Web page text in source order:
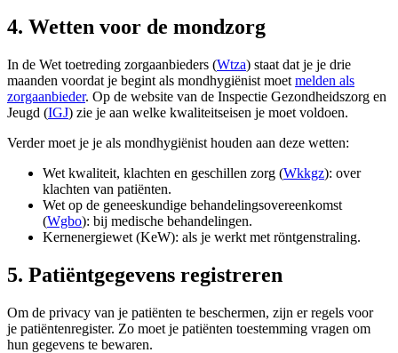
4. Wetten voor de mondzorg
In de Wet toetreding zorgaanbieders (Wtza) staat dat je je drie
maanden voordat je begint als mondhygiënist moet melden als
zorgaanbieder. Op de website van de Inspectie Gezondheidszorg en
Jeugd (IGJ) zie je aan welke kwaliteitseisen je moet voldoen.
Verder moet je je als mondhygiënist houden aan deze wetten:
Wet kwaliteit, klachten en geschillen zorg (Wkkgz): over
klachten van patiënten.
Wet op de geneeskundige behandelingsovereenkomst
(Wgbo): bij medische behandelingen.
Kernenergiewet (KeW): als je werkt met röntgenstraling.
5. Patiëntgegevens registreren
Om de privacy van je patiënten te beschermen, zijn er regels voor
je patiëntenregister. Zo moet je patiënten toestemming vragen om
hun gegevens te bewaren.